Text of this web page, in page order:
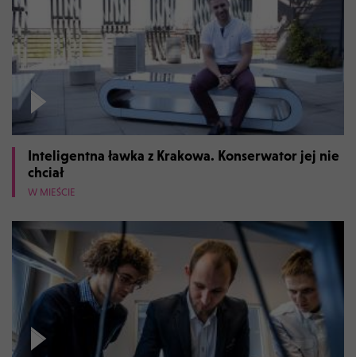
Inteligentna ławka z Krakowa. Konserwator jej nie
chciał
W MIEŚCIE